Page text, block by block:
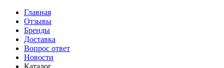
Главная
Отзывы
Бренды
Доставка
Вопрос ответ
Новости
Каталог